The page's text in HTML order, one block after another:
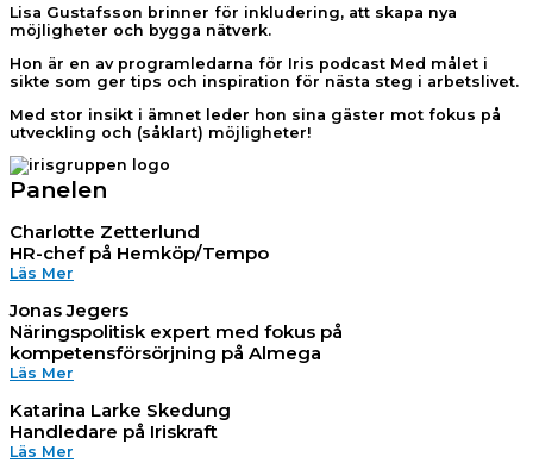
Lisa Gustafsson brinner för inkludering, att skapa nya
möjligheter och bygga nätverk.
Hon är en av programledarna för Iris podcast Med målet i
sikte som ger tips och inspiration för nästa steg i arbetslivet.
Med stor insikt i ämnet leder hon sina gäster mot fokus på
utveckling och (såklart) möjligheter!
Panelen
Charlotte Zetterlund
HR-chef på Hemköp/Tempo
Läs Mer
Jonas Jegers
Näringspolitisk expert med fokus på
kompetensförsörjning på Almega
Läs Mer
Katarina Larke Skedung
Handledare på Iriskraft
Läs Mer